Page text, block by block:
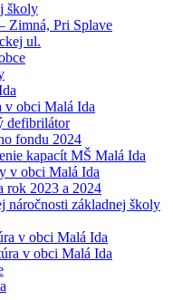
školy
Zimná, Pri Splave
ul.
v obci Malá Ida
defibrilátor
fondu 2024
kapacít MŠ Malá Ida
v obci Malá Ida
rok 2023 a 2024
náročnosti základnej školy
v obci Malá Ida
v obci Malá Ida